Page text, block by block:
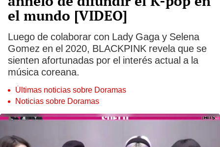
el mundo [VIDEO]
Luego de colaborar con Lady Gaga y Selena
Gomez en el 2020, BLACKPINK revela que se
sienten afortunadas por el interés actual a la
música coreana.
Últimas noticias sobre Doramas
Noticias sobre Doramas